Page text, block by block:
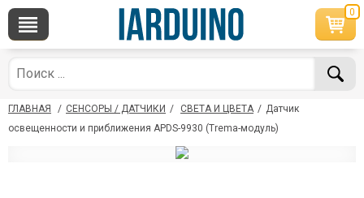
0
ГЛАВНАЯ / СЕНСОРЫ / ДАТЧИКИ / СВЕТА И ЦВЕТА / Датчик
освещенности и приближения APDS-9930 (Trema-модуль)
×
По вопросам приобретения товара
*Доступно общение только текстовыми
сообщениями, звонки и аудио сообщения не
обслуживаются